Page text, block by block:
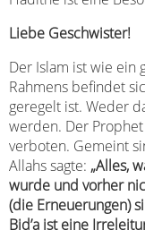
Liebe Geschwister!
Der Islam ist wie ein
Rahmens befindet
geregelt ist. Weder
werden. Der
verboten. Gemeint
Allahs sagte: „Alles,
wurde und vorher
(die Erneuerungen)
Bid’a ist eine